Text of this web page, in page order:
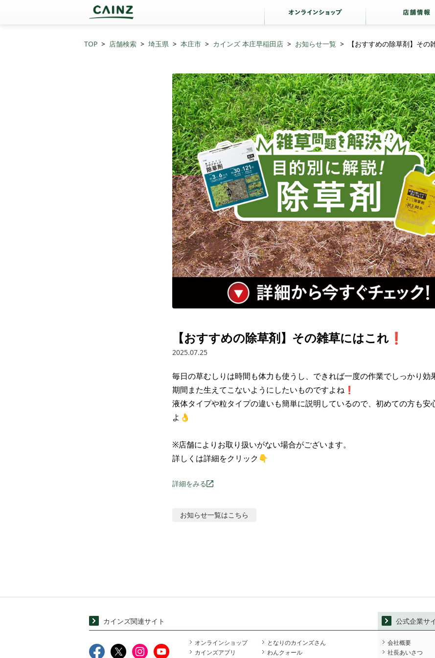
TOP 店舗検索 埼玉県 本庄市 カインズ 本庄早稲田店 お知らせ一覧 【おすすめの除草剤】その
【おすすめの除草剤】その雑草にはこれ❗
2025.07.25
毎日の草むしりは時間も体力も使うし、できれば一度の作業でしっかり効
期間また生えてこないようにしたいものですよね❗
液体タイプや粒タイプの違いも簡単に説明しているので、初めての方も安
よ👌
※店舗によりお取り扱いがない場合がございます。
詳しくは詳細をクリック👇
詳細をみる
お知らせ一覧はこちら
カインズ関連サイト
オンラインショップ
カインズアプリ
となりのカインズさん
わんクォール
公式企業サ
会社概要
社長あいさつ